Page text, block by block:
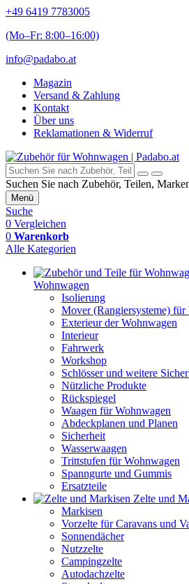
+49 6419 7783005
(Mo–Fr: 8:00–16:00)
info@padabo.at
Magazin
Versand & Zahlung
Kontakt
Über uns
Reklamationen & Widerruf
Suchen Sie nach Zubehör, Teilen,
Menü
Suche
0 Vergleichen
0 Warenkorb
Alle Kategorien
Wohnwagen
Isolierung
Mover (Rangiersysteme) für
Exterieur der Wohnwagen
Interieur
Fahrwerk
Workshop
Schlösser und weitere
Nützliche Produkte
Rückspiegel
Waagen für Wohnwagen
Abdeckplanen und Planen
Sicherheit
Wasserwaagen
Trittstufen für Wohnwagen
Spanngurte und Gummis
Ersatzteile
Zelte und
Markisen
Vorzelte für Caravans und
Sonnendächer
Nutzzelte
Campingzelte
Autodachzelte